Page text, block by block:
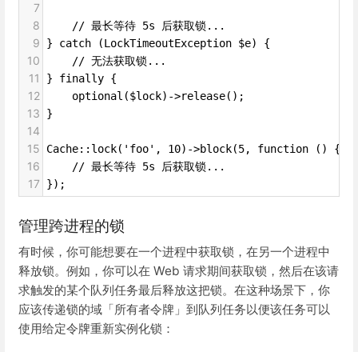
7
8
    // 最长等待 5s 后获取锁...
9 } catch (LockTimeoutException $e) {
10
    // 无法获取锁...
11 } finally {
12
    optional($lock)->release();
13 }
14
15
Cache::lock('foo', 10)->block(5, function () {
16
    // 最长等待 5s 后获取锁...
17 });
管理跨进程的锁
有时候，你可能想要在一个进程中获取锁，在另一个进程中
释放锁。例如，你可以在 Web 请求期间获取锁，然后在该请
求触发的某个队列任务最后释放这把锁。在这种场景下，你
应该传递锁的域「所有者令牌」到队列任务以便该任务可以
使用给定令牌重新实例化锁：